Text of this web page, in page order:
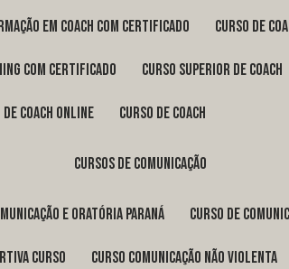
em coach com certificado curso de
com certificado curso superior de coach
de coach online curso de coach
cursos de comunicação
e oratória Paraná curso de
curso curso comunicação não violenta